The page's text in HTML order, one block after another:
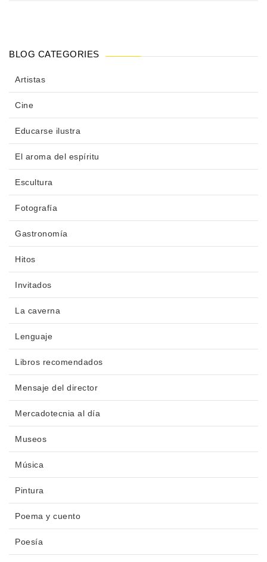
BLOG CATEGORIES
Artistas
Cine
Educarse ilustra
El aroma del espíritu
Escultura
Fotografía
Gastronomía
Hitos
Invitados
La caverna
Lenguaje
Libros recomendados
Mensaje del director
Mercadotecnia al día
Museos
Música
Pintura
Poema y cuento
Poesía